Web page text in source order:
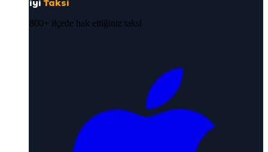
iyi Taksi
800+ ilçede hak ettiğiniz taksi